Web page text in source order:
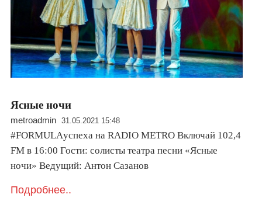
Ясные ночи
metroadmin 31.05.2021 15:48
#FORMULAуспеха на RADIO METRO Включай 102,4
FM в 16:00 Гости: солисты театра песни «Ясные
ночи» Ведущий: Антон Сазанов
Подробнее..